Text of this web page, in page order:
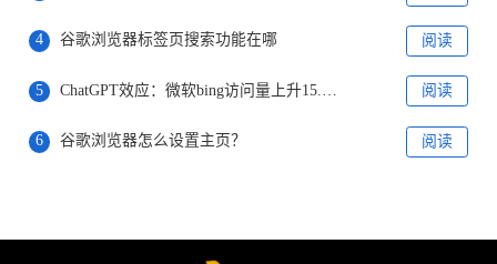
4 谷歌浏览器标签页搜索功能在哪 阅读
5 阅读
6 谷歌浏览器怎么设置主页？ 阅读